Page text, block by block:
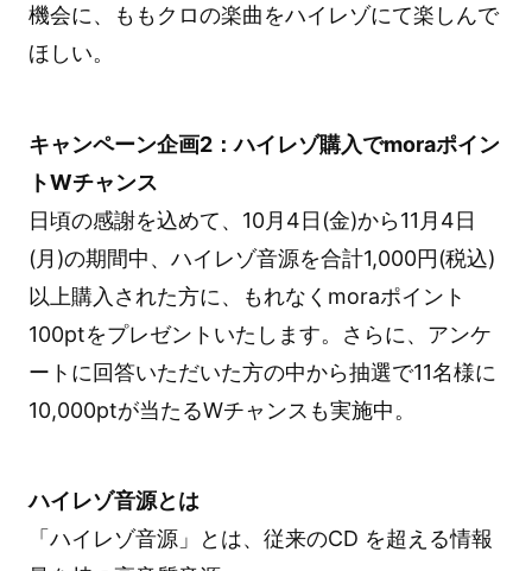
機会に、ももクロの楽曲をハイレゾにて楽しんで
ほしい。
キャンペーン企画2：ハイレゾ購入でmoraポイン
トWチャンス
日頃の感謝を込めて、10月4日(金)から11月4日
(月)の期間中、ハイレゾ音源を合計1,000円(税込)
以上購入された方に、もれなくmoraポイント
100ptをプレゼントいたします。さらに、アンケ
ートに回答いただいた方の中から抽選で11名様に
10,000ptが当たるWチャンスも実施中。
ハイレゾ音源とは
「ハイレゾ音源」とは、従来のCD を超える情報